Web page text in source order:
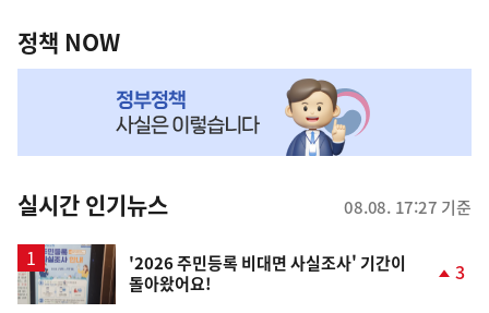
책
NOW,
뉴
스
정책 NOW
실시간 인기뉴스 08.08. 17:27 기준
'2026 주민등록 비대면 사실조사' 기간이
돌아왔어요!
3